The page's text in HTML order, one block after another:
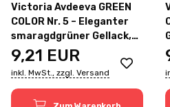
Victoria Avdeeva GREEN
COLOR Nr. 5 – Eleganter
smaragdgrüner Gellack,
12 ml
9,21 EUR
inkl. MwSt., zzgl. Versand